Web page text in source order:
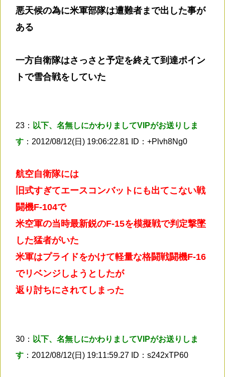
悪天候の為に米軍部隊は遭難者まで出した事が
ある
一方自衛隊はさっさと予定を終えて到達ポイン
トで雪合戦をしていた
23： 以下、名無しにかわりましてVIPがお送りしま
す ：2012/08/12(日) 19:06:22.81 ID：+Plvh8Ng0
航空自衛隊には
旧式すぎてエースコンバットにも出てこない戦
闘機F-104で
米空軍の当時最新鋭のF-15を模擬戦で判定撃墜
した猛者がいた
米軍はプライドをかけて軽量な格闘戦闘機F-16
でリベンジしようとしたが
返り討ちにされてしまった
30： 以下、名無しにかわりましてVIPがお送りしま
す ：2012/08/12(日) 19:11:59.27 ID：s242xTP60